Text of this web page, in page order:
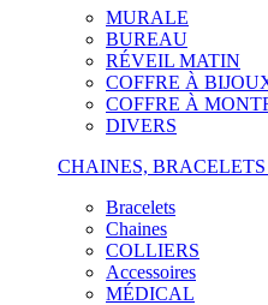
MURALE
BUREAU
RÉVEIL MATIN
COFFRE À
COFFRE À
DIVERS
CHAINES,
Bracelets
Chaines
COLLIERS
Accessoires
MÉDICAL